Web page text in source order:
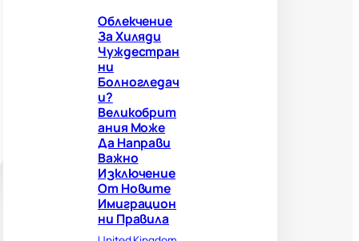
е
а
а
р
в
в
а
ж
н
о
Облекчение
За Хиляди
Чуждестран
Ни
Болногледач
И?
Великобрит
Ания Може
Да Направи
Важно
Изключение
От Новите
Имиграцион
Ни Правила